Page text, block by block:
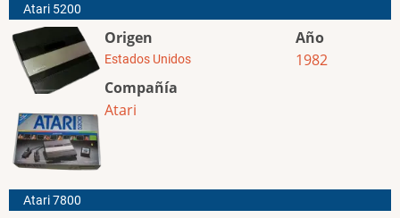
Atari 5200
Origen
Estados Unidos
Compañía
Atari
Año
1982
Atari 7800